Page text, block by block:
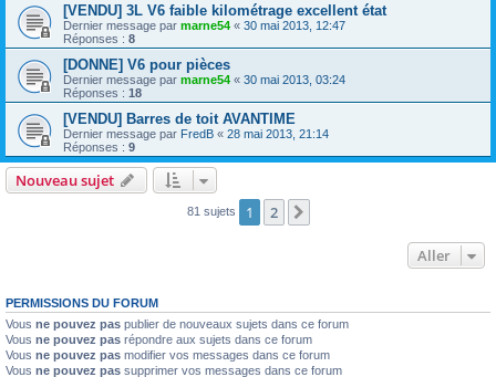
[VENDU] 3L V6 faible kilométrage excellent état
Dernier message par marne54 « 30 mai 2013, 12:47
Réponses : 8
[DONNE] V6 pour pièces
Dernier message par marne54 « 30 mai 2013, 03:24
Réponses : 18
[VENDU] Barres de toit AVANTIME
Dernier message par FredB « 28 mai 2013, 21:14
Réponses : 9
Nouveau sujet
81 sujets 1 2
Aller
PERMISSIONS DU FORUM
Vous ne pouvez pas publier de nouveaux sujets dans ce forum
Vous ne pouvez pas répondre aux sujets dans ce forum
Vous ne pouvez pas modifier vos messages dans ce forum
Vous ne pouvez pas supprimer vos messages dans ce forum